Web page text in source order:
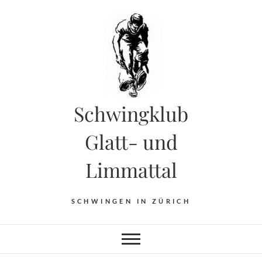
Schwingklub
Glatt- und
Limmattal
SCHWINGEN IN ZÜRICH